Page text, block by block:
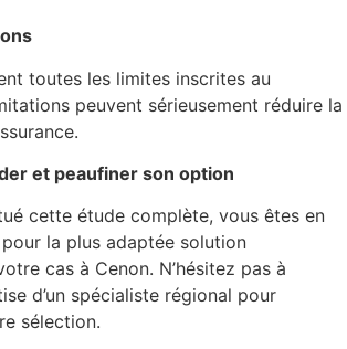
toutes les limites inscrites au
peuvent sérieusement réduire la
et peaufiner son option
cette étude complète, vous êtes en
la plus adaptée solution
cas à Cenon. N’hésitez pas à
d’un spécialiste régional pour
sélection.